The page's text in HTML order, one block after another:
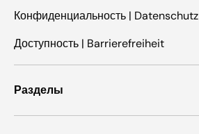
Конфиденциальность | Datenschutz
Доступность | Barrierefreiheit
Разделы